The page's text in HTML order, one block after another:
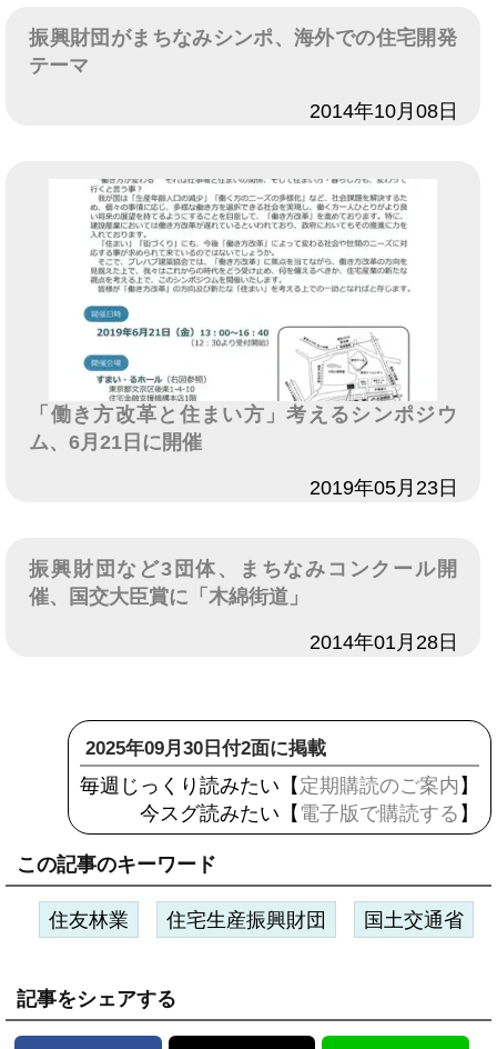
振興財団がまちなみシンポ、海外での住宅開発
テーマ
2014年10月08日
「働き方改革と住まい方」考えるシンポジウ
ム、6月21日に開催
2019年05月23日
振興財団など3団体、まちなみコンクール開
催、国交大臣賞に「木綿街道」
2014年01月28日
2025年09月30日付2面に掲載
毎週じっくり読みたい【 定期購読のご案内 】
今スグ読みたい【 電子版で購読する 】
この記事のキーワード
住友林業 住宅生産振興財団 国土交通省
記事をシェアする